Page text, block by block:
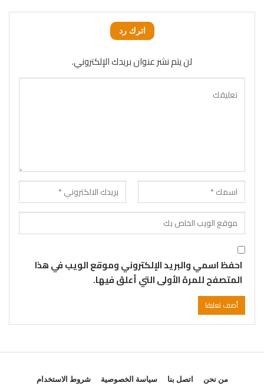
اترك رد
لن يتم نشر عنوان بريدك الإلكتروني.
احفظ اسمي والبريد الإلكتروني وموقع الويب في هذا
المتصفح للمرة الأولى التي أعلق فيها.
من نحن اتصل بنا سياسة الخصوصية شروط الاستخدام